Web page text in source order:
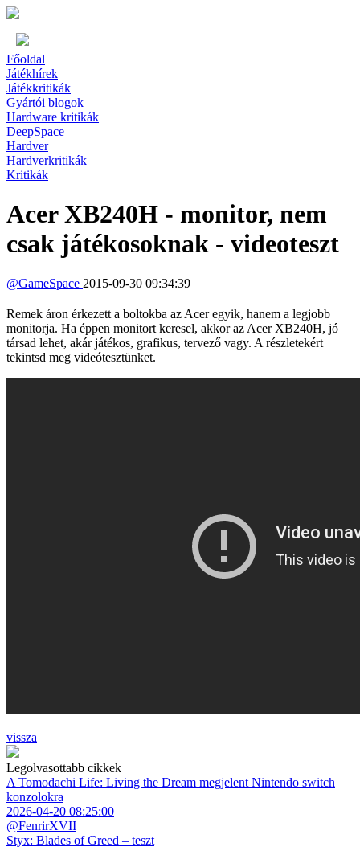
Főoldal
Játékhírek
Játékkritikák
Gyártói blogok
Hardware kritikák
DeepSpace
Hardver
Hardverkritikák
Kritikák
Acer XB240H - monitor, nem
csak játékosoknak - videoteszt
@GameSpace 2015-09-30 09:34:39
Remek áron érkezett a boltokba az Acer egyik, hanem a legjobb
monitorja. Ha éppen monitort keresel, akkor az Acer XB240H, jó
társad lehet, akár játékos, grafikus, tervező vagy. A részletekért
tekintsd meg videótesztünket.
vissza
Legolvasottabb cikkek
A Tomodachi Life: Living the Dream megjelent Nintendo switch
konzolokra
2026-04-20 08:25:00
@FenrirXVII
Styx: Blades of Greed – teszt